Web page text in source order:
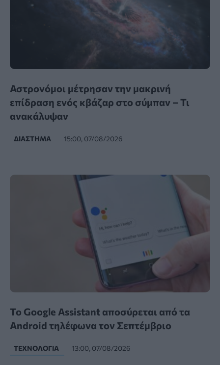
Αστρονόμοι μέτρησαν την μακρινή
επίδραση ενός κβάζαρ στο σύμπαν – Τι
ανακάλυψαν
ΔΙΆΣΤΗΜΑ 15:00, 07/08/2026
Το Google Assistant αποσύρεται από τα
Android τηλέφωνα τον Σεπτέμβριο
ΤΕΧΝΟΛΟΓΊΑ 13:00, 07/08/2026